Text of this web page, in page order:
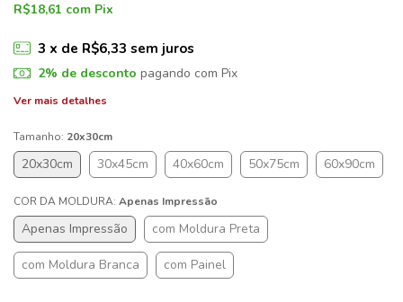
R$18,61 com Pix
3 x de R$6,33 sem juros
2% de desconto pagando com Pix
Ver mais detalhes
Tamanho: 20x30cm
20x30cm 30x45cm 40x60cm 50x75cm 60x90cm
COR DA MOLDURA: Apenas Impressão
Apenas Impressão com Moldura Preta
com Moldura Branca com Painel